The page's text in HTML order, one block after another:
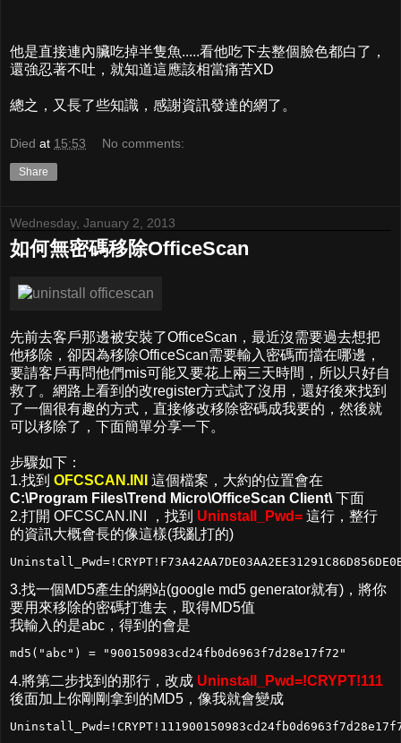
他是直接連內臟吃掉半隻魚.....看他吃下去整個臉色都白了，
還強忍著不吐，就知道這應該相當痛苦XD
總之，又長了些知識，感謝資訊發達的網了。
Died at 15:53 No comments:
Share
Wednesday, January 2, 2013
如何無密碼移除OfficeScan
先前去客戶那邊被安裝了OfficeScan，最近沒需要過去想把
他移除，卻因為移除OfficeScan需要輸入密碼而擋在哪邊，
要請客戶再問他們mis可能又要花上兩三天時間，所以只好自
救了。網路上看到的改register方式試了沒用，還好後來找到
了一個很有趣的方式，直接修改移除密碼成我要的，然後就
可以移除了，下面簡單分享一下。
步驟如下：
1.找到 OFCSCAN.INI
這個檔案，大約的位置會在
C:\Program Files\Trend Micro\OfficeScan Client\ 下面
2.打開 OFCSCAN.INI ，找到 Uninstall_Pwd= 這行，整行
的資訊大概會長的像這樣(我亂打的)
3.找一個MD5產生的網站(google md5 generator就有)，將你
要用來移除的密碼打進去，取得MD5值
我輸入的是abc，得到的會是
md5("abc") = "900150983cd24fb0d6963f7d28e17f72"
4.將第二步找到的那行，改成 Uninstall_Pwd=!CRYPT!111
後面加上你剛剛拿到的MD5，像我就會變成